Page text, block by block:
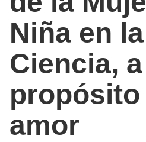
Niña en la
Ciencia, a
propósito
amor